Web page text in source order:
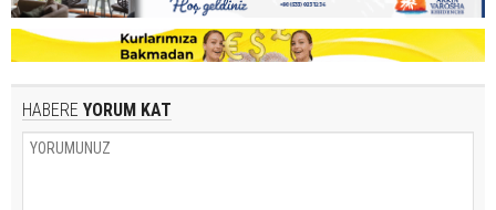
HABERE YORUM KAT